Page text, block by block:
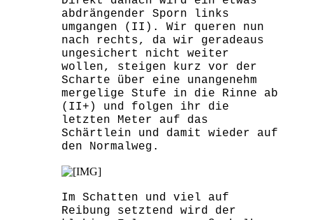
abdrängender Sporn links
umgangen (II). Wir queren nun
nach rechts, da wir geradeaus
ungesichert nicht weiter
wollen, steigen kurz vor der
Scharte über eine unangenehm
mergelige Stufe in die Rinne ab
(II+) und folgen ihr die
letzten Meter auf das
Schärtlein und damit wieder auf
den Normalweg.
Im Schatten und viel auf
Reibung setztend wird der